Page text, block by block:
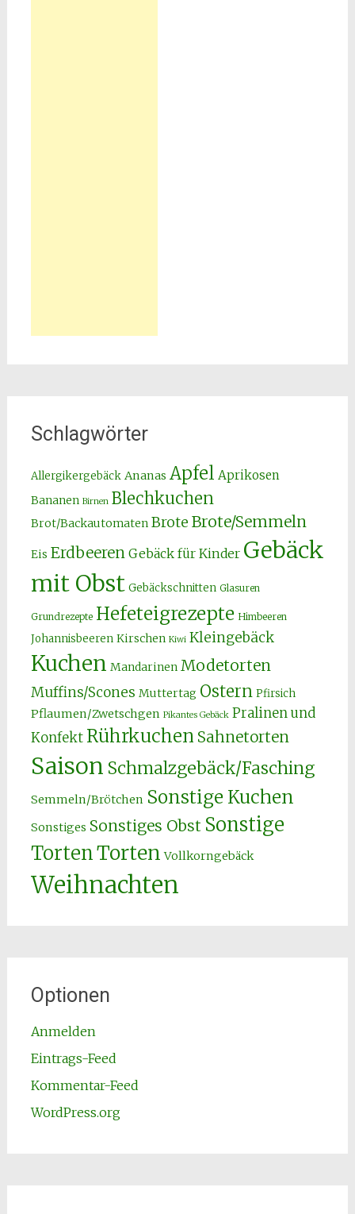
Schlagwörter
Allergikergebäck Ananas Apfel Aprikosen
Bananen Birnen Blechkuchen
Brot/Backautomaten Brote Brote/Semmeln
Eis Erdbeeren Gebäck für Kinder Gebäck
mit Obst Gebäckschnitten Glasuren
Grundrezepte Hefeteigrezepte Himbeeren
Johannisbeeren Kirschen Kiwi Kleingebäck
Kuchen Mandarinen Modetorten
Muffins/Scones Muttertag Ostern Pfirsich
Pflaumen/Zwetschgen Pikantes Gebäck Pralinen und
Konfekt Rührkuchen Sahnetorten
Saison Schmalzgebäck/Fasching
Semmeln/Brötchen Sonstige Kuchen
Sonstiges Sonstiges Obst Sonstige
TortenTorten Vollkorngebäck
Weihnachten
Optionen
Anmelden
Eintrags-Feed
Kommentar-Feed
WordPress.org